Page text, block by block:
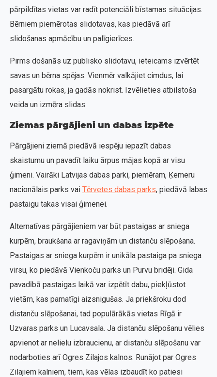
pārpildītas vietas var radīt potenciāli bīstamas situācijas.
Bērniem piemērotas slidotavas, kas piedāvā arī
slidošanas apmācību un palīgierīces.
Pirms došanās uz publisko slidotavu, ieteicams izvērtēt
savas un bērna spējas. Vienmēr valkājiet cimdus, lai
pasargātu rokas, ja gadās nokrist. Izvēlieties atbilstoša
veida un izmēra slidas.
Ziemas pārgājieni un dabas izpēte
Pārgājieni ziemā piedāvā iespēju iepazīt dabas
skaistumu un pavadīt laiku ārpus mājas kopā ar visu
ģimeni. Vairāki Latvijas dabas parki, piemēram, Ķemeru
nacionālais parks vai Tērvetes dabas parks, piedāvā labas
pastaigu takas visai ģimenei.
Alternatīvas pārgājieniem var būt pastaigas ar sniega
kurpēm, braukšana ar ragaviņām un distanču slēpošana.
Pastaigas ar sniega kurpēm ir unikāla pastaiga pa sniega
virsu, ko piedāvā Vienkoču parks un Purvu bridēji. Gida
pavadībā pastaigas laikā var izpētīt dabu, piekļūstot
vietām, kas pamatīgi aizsnigušas. Ja priekšroku dod
distanču slēpošanai, tad populārākās vietas Rīgā ir
Uzvaras parks un Lucavsala. Ja distanču slēpošanu vēlies
apvienot ar nelielu izbraucienu, ar distanču slēpošanu var
nodarboties arī Ogres Zilajos kalnos. Runājot par Ogres
Zilajiem kalniem, tiem, kas vēlas izbaudīt ko patiesi